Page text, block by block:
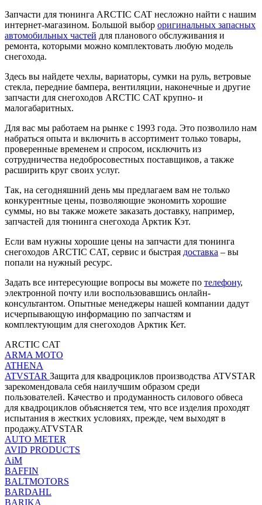
Запчасти для тюнинга ARCTIC CAT несложно найти с нашим
интернет-магазином. Большой выбор оригинальных запасных
автомобильных частей для планового обслуживания и
ремонта, которыми можно комплектовать любую модель
снегохода.
Здесь вы найдете чехлы, вариаторы, сумки на руль, ветровые
стекла, передние бампера, вентиляции, наконечные и другие
запчасти для снегоходов ARCTIC CAT крупно- и
малогабаритных.
Для вас мы работаем на рынке с 1993 года. Это позволило нам
набраться опыта и включить в ассортимент только товары,
проверенные временем и спросом, исключить из
сотрудничества недобросовестных поставщиков, а также
расширить круг своих услуг.
Так, на сегодняшний день мы предлагаем вам не только
конкурентные цены, позволяющие экономить хорошие
суммы, но вы также можете заказать доставку, например,
запчастей для тюнинга снегохода Арктик Кэт.
Если вам нужны хорошие цены на запчасти для тюнинга
снегоходов ARCTIC CAT, сервис и быстрая доставка – вы
попали на нужный ресурс.
Задать все интересующие вопросы вы можете по телефону,
электронной почту или воспользовавшись онлайн-
консультантом. Опытные менеджеры нашей компании дадут
исчерпывающую информацию по запчастям и
комплектующим для снегоходов Арктик Кет.
ARCTIC CAT
ARMA MOTO
ATHENA
ATVSTAR Защита для квадроциклов производства ATVSTAR
зарекомендовала себя наилучшим образом среди
пользователей. Качество и продуманность силового обвеса
для квадроциклов объясняется тем, что все изделия проходят
испытания в жестких условиях, прежде, чем выходят в
продажу.ATVSTAR
AUTO METER
AVID PRODUCTS
AiM
BAFFIN
BALTMOTORS
BARDAHL
BARIKA